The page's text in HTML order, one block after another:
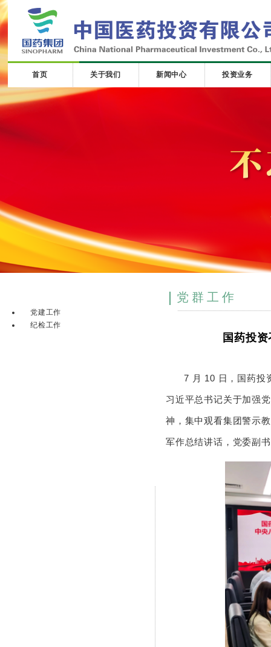
首页 关于我们 新闻中心 投资业务
党建工作
纪检工作
党群工作
国药投
7 月 10 日，国药投
习近平总书记关于加强
神，集中观看集团警示
军作总结讲话，党委副